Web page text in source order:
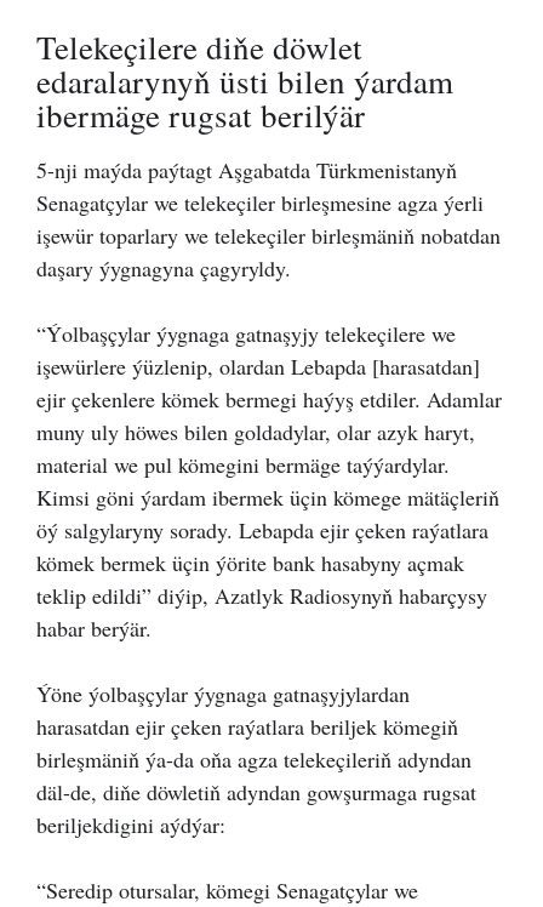
Telekeçilere diňe döwlet
edaralarynyň üsti bilen ýardam
ibermäge rugsat berilýär
5-nji maýda paýtagt Aşgabatda Türkmenistanyň
Senagatçylar we telekeçiler birleşmesine agza ýerli
işewür toparlary we telekeçiler birleşmäniň nobatdan
daşary ýygnagyna çagyryldy.
“Ýolbaşçylar ýygnaga gatnaşyjy telekeçilere we
işewürlere ýüzlenip, olardan Lebapda [harasatdan]
ejir çekenlere kömek bermegi haýyş etdiler. Adamlar
muny uly höwes bilen goldadylar, olar azyk haryt,
material we pul kömegini bermäge taýýardylar.
Kimsi göni ýardam ibermek üçin kömege mätäçleriň
öý salgylaryny sorady. Lebapda ejir çeken raýatlara
kömek bermek üçin ýörite bank hasabyny açmak
teklip edildi” diýip, Azatlyk Radiosynyň habarçysy
habar berýär.
Ýöne ýolbaşçylar ýygnaga gatnaşyjylardan
harasatdan ejir çeken raýatlara beriljek kömegiň
birleşmäniň ýa-da oňa agza telekeçileriň adyndan
däl-de, diňe döwletiň adyndan gowşurmaga rugsat
beriljekdigini aýdýar:
“Seredip otursalar, kömegi Senagatçylar we